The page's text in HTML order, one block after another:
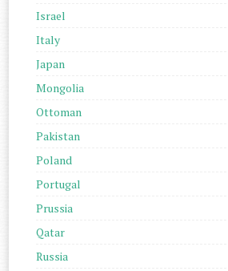
Israel
Italy
Japan
Mongolia
Ottoman
Pakistan
Poland
Portugal
Prussia
Qatar
Russia